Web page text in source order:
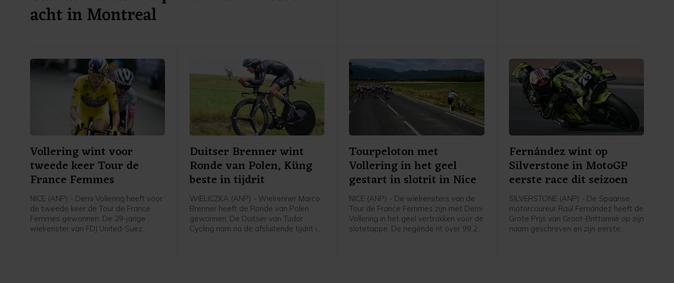
acht in Montreal
Vollering wint voor
tweede keer Tour de
France Femmes
NICE (ANP) - Demi Vollering heeft voor
de tweede keer de Tour de France
Femmes gewonnen. De 29-jarige
wielrenster van FDJ United-Suez
Duitser Brenner wint
Ronde van Polen, Küng
beste in tijdrit
WIELICZKA (ANP) - Wielrenner Marco
Brenner heeft de Ronde van Polen
gewonnen. De Duitser van Tudor
Cycling nam na de afsluitende tijdrit in
Tourpeloton met
Vollering in het geel
gestart in slotrit in Nice
NICE (ANP) - De wielrensters van de
Tour de France Femmes zijn met Demi
Vollering in het geel vertrokken voor de
slotetappe. De negende rit over 99,2
Fernández wint op
Silverstone in MotoGP
eerste race dit seizoen
SILVERSTONE (ANP) - De Spaanse
motorcoureur Raúl Fernández heeft de
Grote Prijs van Groot-Brittannië op zijn
naam geschreven en zijn eerste